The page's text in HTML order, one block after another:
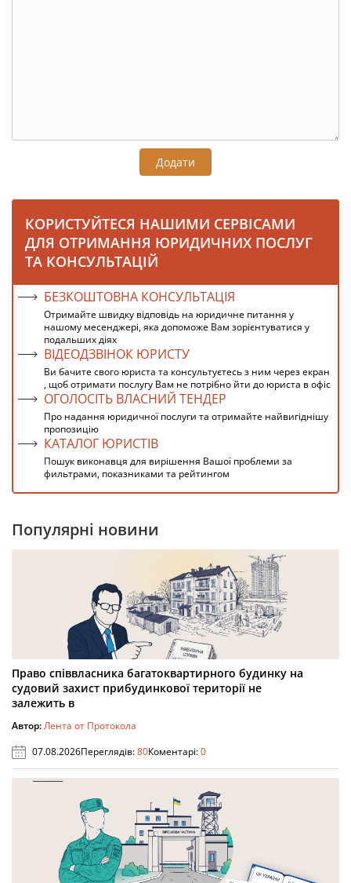
Додати
КОРИСТУЙТЕСЯ НАШИМИ СЕРВІСАМИ
ДЛЯ ОТРИМАННЯ ЮРИДИЧНИХ ПОСЛУГ
ТА КОНСУЛЬТАЦІЙ
БЕЗКОШТОВНА КОНСУЛЬТАЦІЯ
Отримайте швидку відповідь на юридичне питання у
нашому месенджері, яка допоможе Вам зорієнтуватися у
подальших діях
ВІДЕОДЗВІНОК ЮРИСТУ
Ви бачите свого юриста та консультуєтесь з ним через екран
, щоб отримати послугу Вам не потрібно йти до юриста в офіс
ОГОЛОСІТЬ ВЛАСНИЙ ТЕНДЕР
Про надання юридичної послуги та отримайте найвигіднішу
пропозицію
КАТАЛОГ ЮРИСТІВ
Пошук виконавця для вирішення Вашої проблеми за
фильтрами, показниками та рейтингом
Популярні новини
Право співвласника багатоквартирного будинку на
судовий захист прибудинкової території не
залежить в
Автор:Лента от Протокола
07.08.2026Переглядів:80Коментарі:0